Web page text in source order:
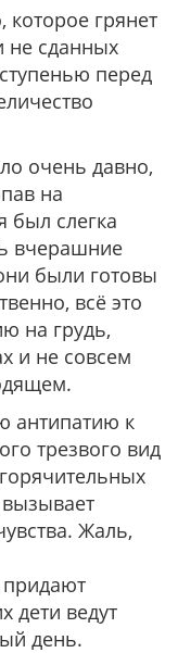
которое грянет
не сданных
перед
очень давно,
на
был слегка
вчерашние
были готовы
всё это
на грудь,
и не совсем
антипатию к
трезвого вид
Жаль,
дети ведут
день.